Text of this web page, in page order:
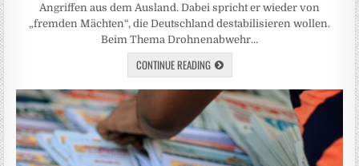
Angriffen aus dem Ausland. Dabei spricht er wieder von
„fremden Mächten“, die Deutschland destabilisieren wollen.
Beim Thema Drohnenabwehr…
CONTINUE READING